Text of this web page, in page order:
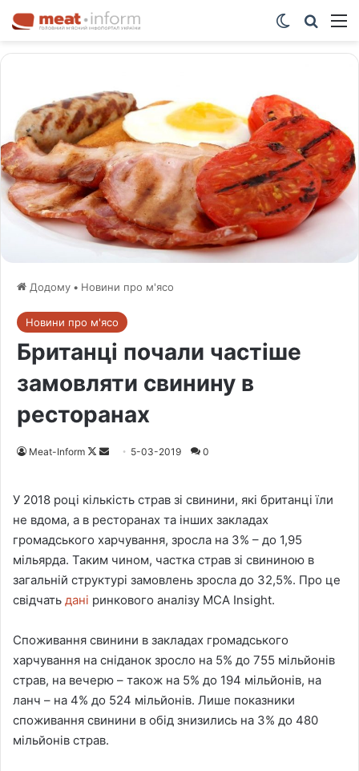
Switch skin
Додому • Новини про м'ясо
Новини про м'ясо
Британці почали частіше
замовляти свинину в
ресторанах
Meat-Inform
F
o
w
o
n
X
a
n
e
m
a
l
5-03-2019 0
У 2018 році кількість страв зі свинини, які британці їли
не вдома, а в ресторанах та інших закладах
громадського харчування, зросла на 3% – до 1,95
мільярда. Таким чином, частка страв зі свининою в
загальній структурі замовлень зросла до 32,5%. Про це
свідчать дані ринкового аналізу MCA Insight.
Споживання свинини в закладах громадського
харчування на сніданок зросло на 5% до 755 мільйонів
страв, на вечерю – також на 5% до 194 мільйонів, на
ланч – на 4% до 524 мільйонів. Лише показники
споживання свинини в обід знизились на 3% до 480
мільйонів страв.